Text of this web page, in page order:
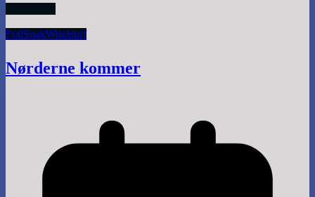
FoilSnakWindsurf
Nørderne kommer